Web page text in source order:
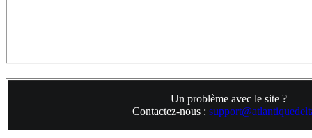
Un problème avec le site ?
Contactez-nous :